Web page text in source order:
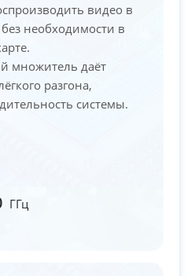
видео в
необходимости в
множитель даёт
разгона,
системы.
ГГц